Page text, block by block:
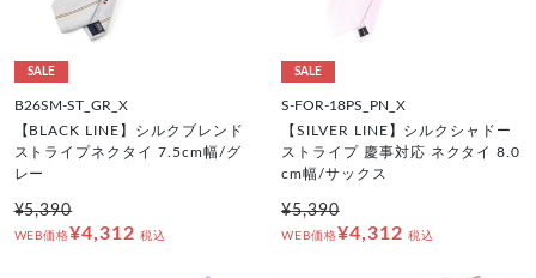
SALE
B26SM-ST_GR_X
【BLACK LINE】シルクブレンド
ストライプネクタイ 7.5cm幅/グ
レー
¥5,390
WEB価格¥4,312 税込
SALE
S-FOR-18PS_PN_X
【SILVER LINE】シルクシャドー
ストライプ 慶事対応 ネクタイ 8.0
cm幅/サックス
¥5,390
WEB価格¥4,312 税込